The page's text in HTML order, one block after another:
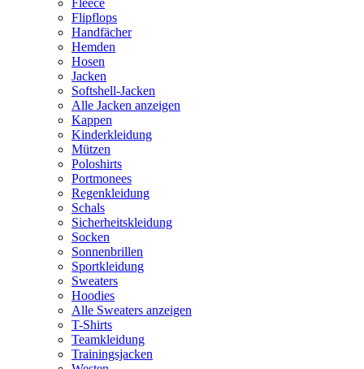
Fleece
Flipflops
Handfächer
Hemden
Hosen
Jacken
Softshell-Jacken
Alle Jacken anzeigen
Kappen
Kinderkleidung
Mützen
Poloshirts
Portmonees
Regenkleidung
Schals
Sicherheitskleidung
Socken
Sonnenbrillen
Sportkleidung
Sweaters
Hoodies
Alle Sweaters anzeigen
T-Shirts
Teamkleidung
Trainingsjacken